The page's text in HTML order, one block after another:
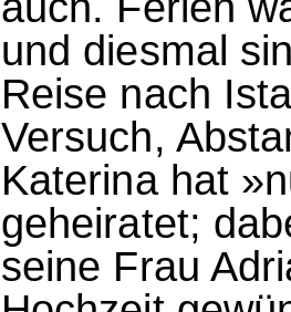
und diesmal
Reise nach
Versuch,
Katerina hat
geheiratet;
seine Frau